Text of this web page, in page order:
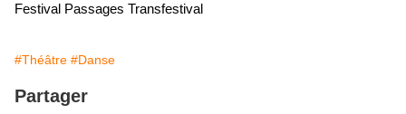
Festival Passages Transfestival
#Théâtre #Danse
Partager